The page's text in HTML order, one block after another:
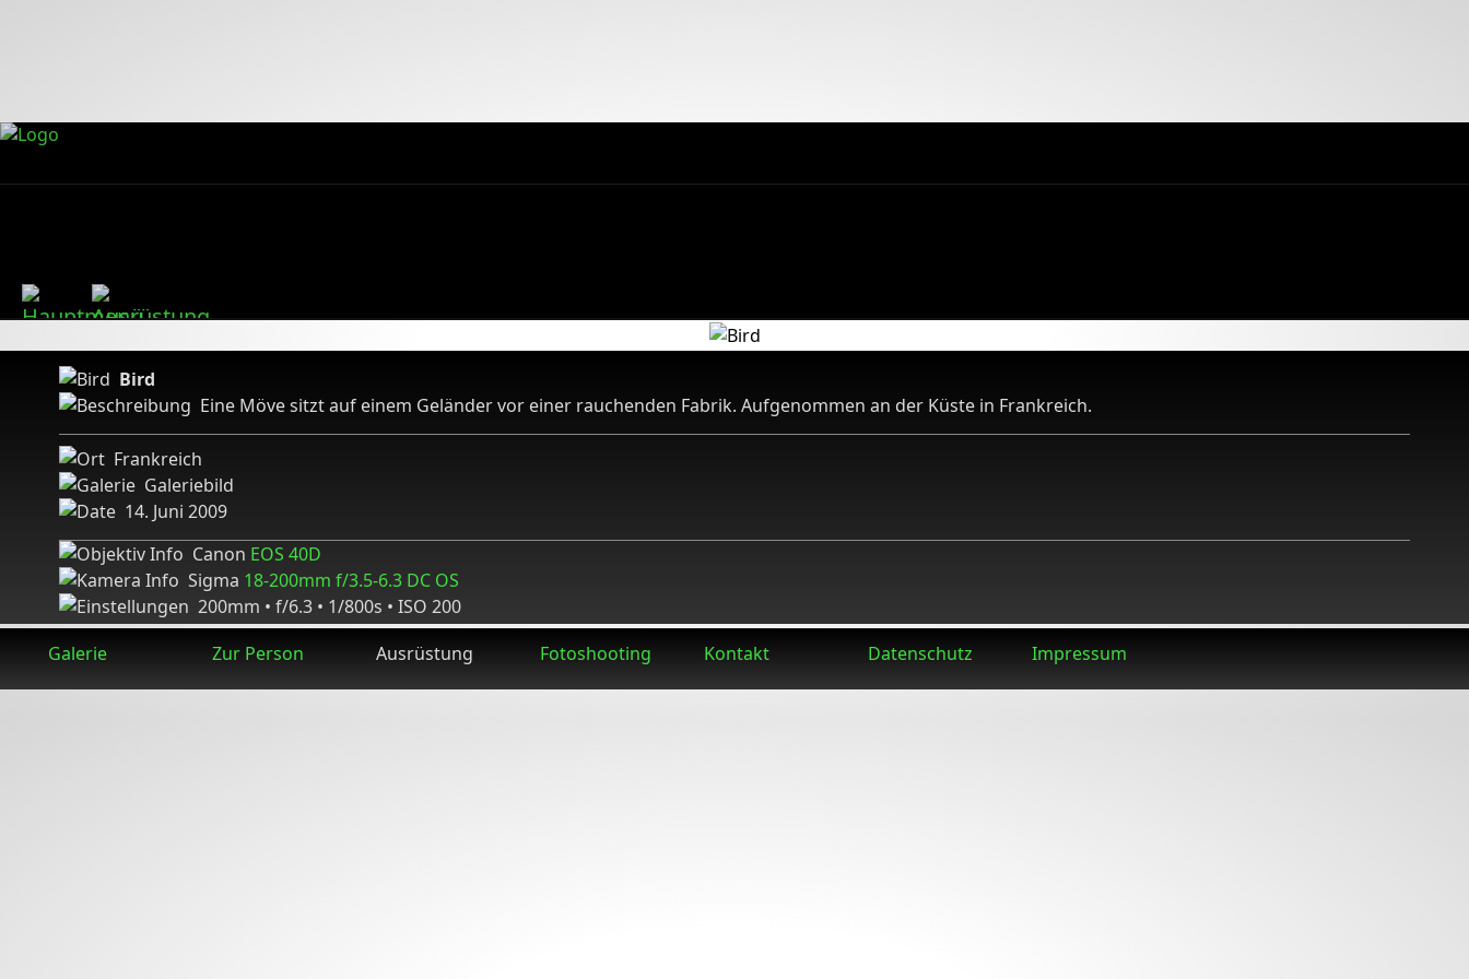
Bird
Eine Möve sitzt auf einem Geländer vor einer rauchenden Fabrik. Aufgenommen an der Küste in Frankreich.
Frankreich
Galeriebild
14. Juni 2009
Canon EOS 40D
Sigma 18-200mm f/3.5-6.3 DC OS
200mm • f/6.3 • 1/800s • ISO 200
Galerie
Zur Person Ausrüstung Fotoshooting Kontakt Datenschutz Impressum